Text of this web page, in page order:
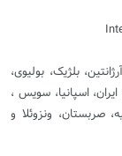
آرژانتین، بلژیک، بولیوی،
اسپانیا، سویس ،
صربستان، ونزوئلا و